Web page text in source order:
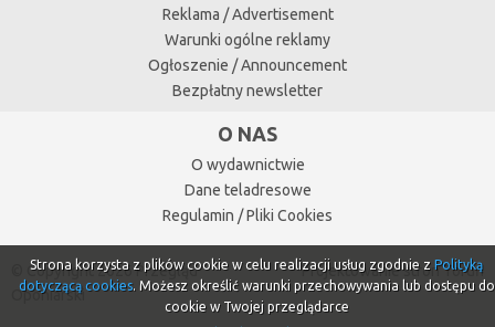
Reklama / Advertisement
Warunki ogólne reklamy
Ogłoszenie / Announcement
Bezpłatny newsletter
O NAS
O wydawnictwie
Dane teladresowe
Regulamin / Pliki Cookies
© Copyright 2026 Przegląd
Oponiarski
Projektowanie stron Toruń
Strona korzysta z plików cookie w celu realizacji usług zgodnie z Polityką
dotyczącą cookies. Możesz określić warunki przechowywania lub dostępu do
cookie w Twojej przeglądarce